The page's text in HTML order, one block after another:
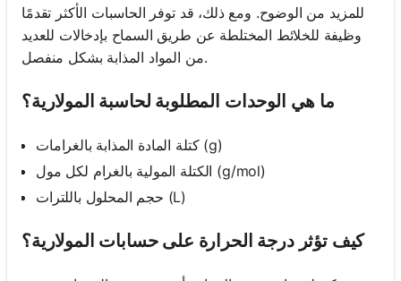
للمزيد من الوضوح. ومع ذلك، قد توفر الحاسبات الأكثر تقدمًا
وظيفة للخلائط المختلطة عن طريق السماح بإدخالات للعديد
من المواد المذابة بشكل منفصل.
ما هي الوحدات المطلوبة لحاسبة المولارية؟
كتلة المادة المذابة بالغرامات (g)
الكتلة المولية بالغرام لكل مول (g/mol)
حجم المحلول باللترات (L)
كيف تؤثر درجة الحرارة على حسابات المولارية؟